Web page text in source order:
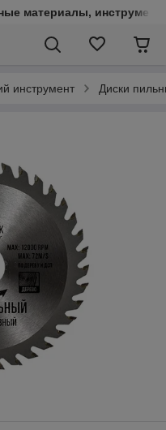
материалы, инструмент,
инструмент Диски